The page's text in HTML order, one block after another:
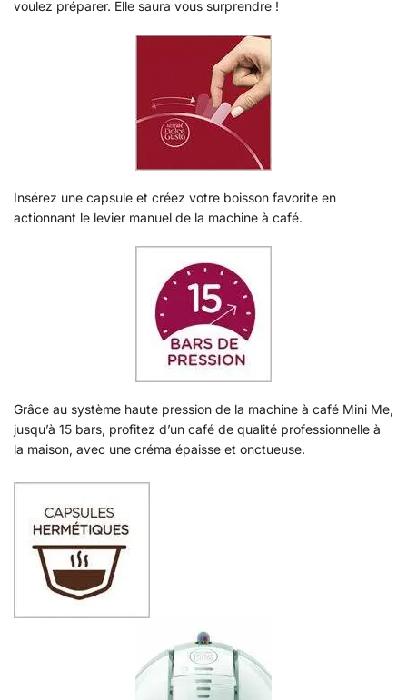
voulez préparer. Elle saura vous surprendre !
Insérez une capsule et créez votre boisson favorite en
actionnant le levier manuel de la machine à café.
Grâce au système haute pression de la machine à café Mini Me,
jusqu’à 15 bars, profitez d’un café de qualité professionnelle à
la maison, avec une créma épaisse et onctueuse.